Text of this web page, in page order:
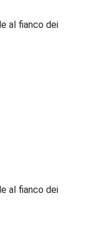
al fianco dei
al fianco dei